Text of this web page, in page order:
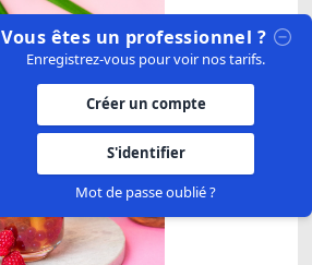
Vous êtes un professionnel ?
Enregistrez-vous pour voir nos tarifs.
Créer un compte
S'identifier
Mot de passe oublié ?